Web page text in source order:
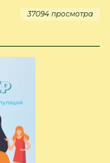
37094 просмотра